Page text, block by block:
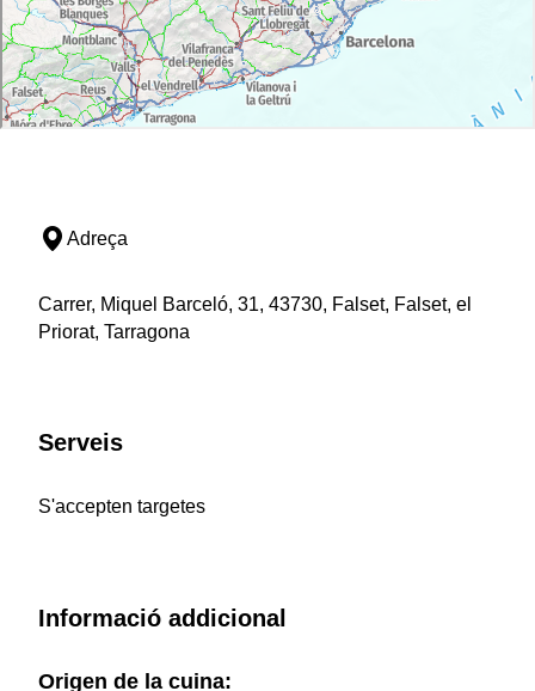
Adreça
Carrer, Miquel Barceló, 31, 43730, Falset, Falset, el
Priorat, Tarragona
Serveis
S'accepten targetes
Informació addicional
Origen de la cuina: